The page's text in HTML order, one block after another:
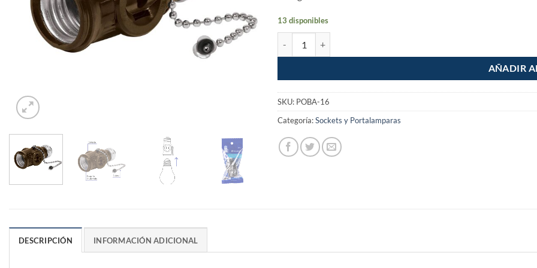
13 disponibles
AÑADIR
SKU: POBA-16
Categoría:Sockets y Portalamparas
DESCRIPCIÓN INFORMACIÓN ADICIONAL